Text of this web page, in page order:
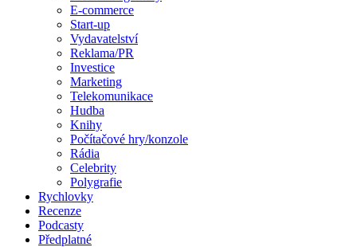
E-commerce
Start-up
Vydavatelství
Reklama/PR
Investice
Marketing
Telekomunikace
Hudba
Knihy
Počítačové hry/konzole
Rádia
Celebrity
Polygrafie
Rychlovky
Recenze
Podcasty
Předplatné